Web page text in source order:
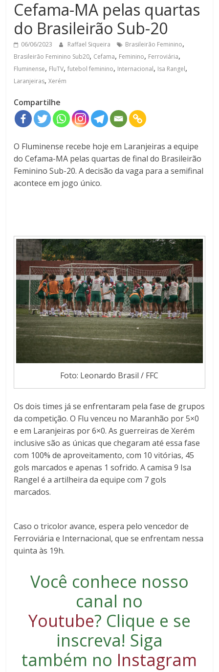
Cefama-MA pelas quartas
do Brasileirão Sub-20
06/06/2023 Raffael Siqueira Brasileirão Feminino,
Brasileirão Feminino Sub20, Cefama, Feminino, Ferroviária,
Fluminense, FluTV,futebol feminino, Internacional, Isa Rangel,
Laranjeiras,Xerém
Compartilhe
O Fluminense recebe hoje em Laranjeiras a equipe
do Cefama-MA pelas quartas de final do Brasileirão
Feminino Sub-20. A decisão da vaga para a semifinal
acontece em jogo único.
Foto: Leonardo Brasil / FFC
Os dois times já se enfrentaram pela fase de grupos
da competição. O Flu venceu no Maranhão por 5×0
e em Laranjeiras por 6×0. As guerreiras de Xerém
inclusive são as únicas que chegaram até essa fase
com 100% de aproveitamento, com 10 vitórias, 45
gols marcados e apenas 1 sofrido. A camisa 9 Isa
Rangel é a artilheira da equipe com 7 gols
marcados.
Caso o tricolor avance, espera pelo vencedor de
Ferroviária e Internacional, que se enfrentam nessa
quinta às 19h.
Você conhece nosso
canal no
Youtube? Clique e se
inscreva! Siga
também no Instagram